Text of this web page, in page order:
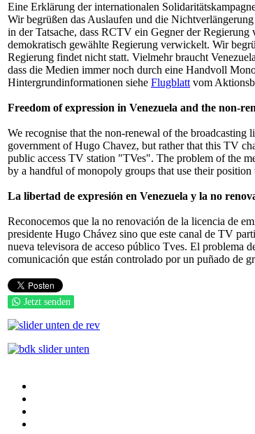
Eine Erklärung der internationalen
Wir begrüßen das Auslaufen und die
in der Tatsache, dass RCTV ein Gegner der
demokratisch gewählte Regierung verwickelt. Wir
Regierung findet nicht statt. Vielmehr braucht
dass die Medien immer noch durch eine Handvoll
Hintergrundinformationen siehe Flugblatt vom
Freedom of expression in Venezuela and the non-
We recognise that the non-renewal of the
government of Hugo Chavez, but rather that this TV
public access TV station "TVes". The problem of the
by a handful of monopoly groups that use their
La libertad de expresión en Venezuela y la no
Reconocemos que la no renovación de la licencia de
presidente Hugo Chávez sino que este canal de TV
nueva televisora de acceso público Tves. El problema
comunicación que están controlado por un puñado de
Jetzt senden